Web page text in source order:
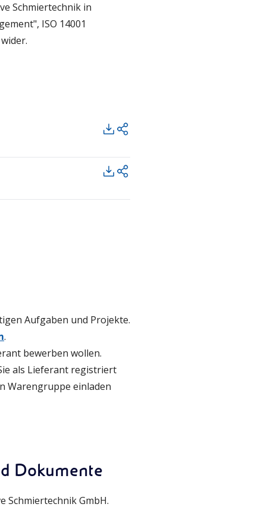
Schmiertechnik in
ISO 14001
Aufgaben und Projekte.
.
bewerben wollen.
als Lieferant registriert
Warengruppe einladen
Dokumente
Schmiertechnik GmbH.